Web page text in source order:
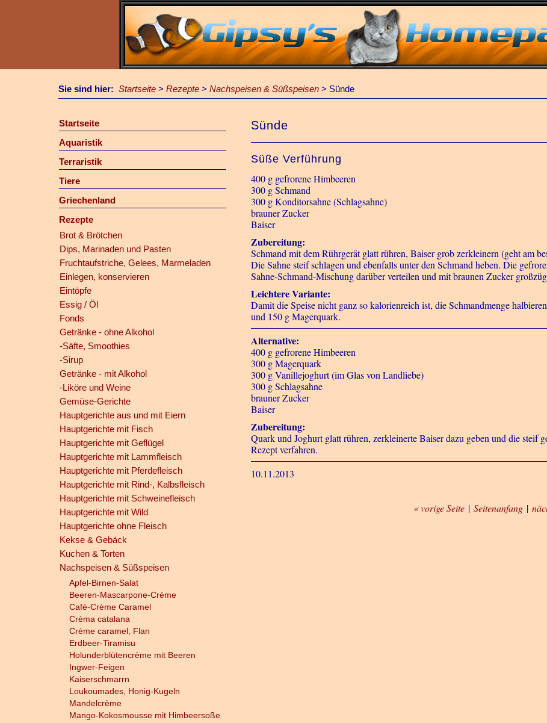
Sie sind hier: Startseite > Rezepte > Nachspeisen & Süßspeisen > Sünde
Startseite
Aquaristik
Terraristik
Tiere
Griechenland
Rezepte
Brot & Brötchen
Dips, Marinaden und Pasten
Fruchtaufstriche, Gelees, Marmeladen
Einlegen, konservieren
Eintöpfe
Essig / Öl
Fonds
Getränke - ohne Alkohol
-Säfte, Smoothies
-Sirup
Getränke - mit Alkohol
-Liköre und Weine
Gemüse-Gerichte
Hauptgerichte aus und mit Eiern
Hauptgerichte mit Fisch
Hauptgerichte mit Geflügel
Hauptgerichte mit Lammfleisch
Hauptgerichte mit Pferdefleisch
Hauptgerichte mit Rind-, Kalbsfleisch
Hauptgerichte mit Schweinefleisch
Hauptgerichte mit Wild
Hauptgerichte ohne Fleisch
Kekse & Gebäck
Kuchen & Torten
Nachspeisen & Süßspeisen
Apfel-Birnen-Salat
Beeren-Mascarpone-Crème
Café-Crème Caramel
Crèma catalana
Crème caramel, Flan
Erdbeer-Tiramisu
Holunderblütencrème mit Beeren
Ingwer-Feigen
Kaiserschmarrn
Loukoumades, Honig-Kugeln
Mandelcrème
Mango-Kokosmousse mit Himbeersoße
Sünde
Süße Verführung
400 g gefrorene Himbeeren
300 g Schmand
300 g Konditorsahne (Schlagsahne)
brauner Zucker
Baiser
Zubereitung:
Schmand mit dem Rührgerät glatt rühren, Baiser grob zerkleinern (geht am
Die Sahne steif schlagen und ebenfalls unter den Schmand heben. Die
Sahne-Schmand-Mischung darüber verteilen und mit braunen Zucker
Leichtere Variante:
Damit die Speise nicht ganz so kalorienreich ist, die Schmandmenge
und 150 g Magerquark.
Alternative:
400 g gefrorene Himbeeren
300 g Magerquark
300 g Vanillejoghurt (im Glas von Landliebe)
300 g Schlagsahne
brauner Zucker
Baiser
Zubereitung:
Quark und Joghurt glatt rühren, zerkleinerte Baiser dazu geben und die steif
Rezept verfahren.
10.11.2013
« vorige Seite | Seitenanfang |